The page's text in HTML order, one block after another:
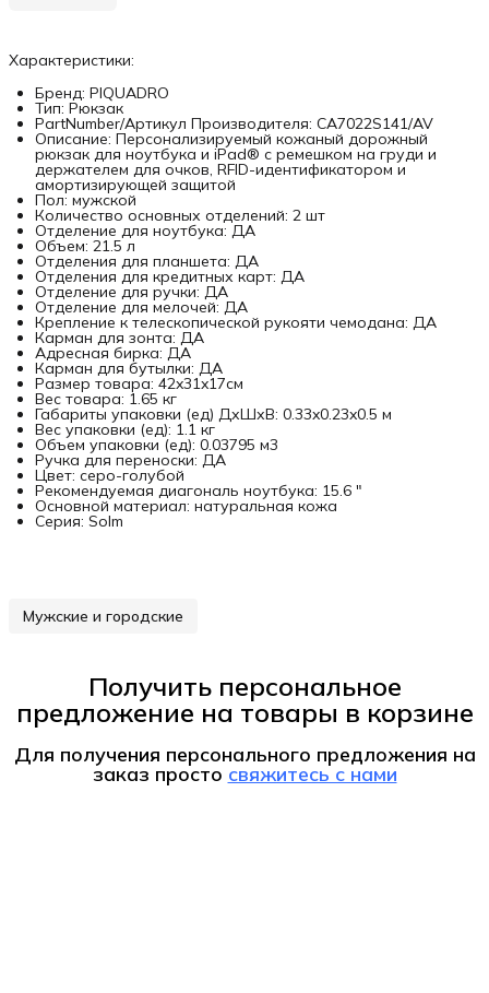
Характеристики:
Бренд: PIQUADRO
Тип: Рюкзак
PartNumber/Артикул Производителя: CA7022S141/AV
Описание: Персонализируемый кожаный дорожный
рюкзак для ноутбука и iPad® с ремешком на груди и
держателем для очков, RFID-идентификатором и
амортизирующей защитой
Пол: мужской
Количество основных отделений: 2 шт
Отделение для ноутбука: ДА
Объем: 21.5 л
Отделения для планшета: ДА
Отделения для кредитных карт: ДА
Отделение для ручки: ДА
Отделение для мелочей: ДА
Крепление к телескопической рукояти чемодана: ДА
Карман для зонта: ДА
Адресная бирка: ДА
Карман для бутылки: ДА
Размер товара: 42x31x17см
Вес товара: 1.65 кг
Габариты упаковки (ед) ДхШхВ: 0.33x0.23x0.5 м
Вес упаковки (ед): 1.1 кг
Объем упаковки (ед): 0.03795 м3
Ручка для переноски: ДА
Цвет: серо-голубой
Рекомендуемая диагональ ноутбука: 15.6 "
Основной материал: натуральная кожа
Серия: Solm
Мужские и городские
Получить персональное
предложение на товары в корзине
Для получения персонального предложения на
заказ просто свяжитесь с нами